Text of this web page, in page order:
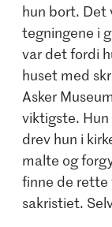
hun bort. Det
tegningene i
var det fordi
huset med
Asker
viktigste. Hun
drev hun i
malte og
finne de rette
sakristiet.